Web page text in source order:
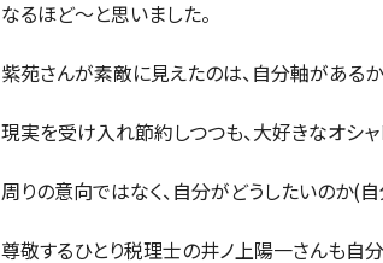
なるほど～と思いました。
紫苑さんが素敵に見えたのは、自分軸があるか
現実を受け入れ節約しつつも、大好きなオシ
周りの意向ではなく、自分がどうしたいのか(自
尊敬するひとり税理士の井ノ上陽一さんも自